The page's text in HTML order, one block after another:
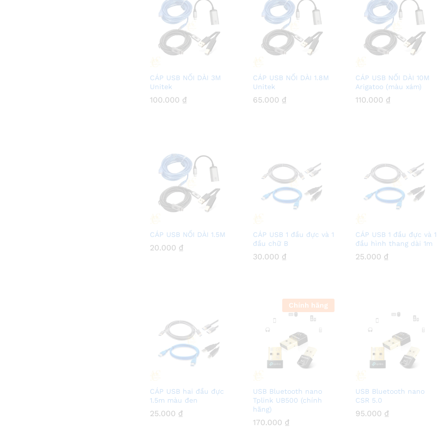
CÁP USB NỐI DÀI 3M
Unitek
100.000 ₫
100.000 ₫
CÁP USB NỐI DÀI 1.8M
Unitek
65.000 ₫
65.000 ₫
CÁP USB NỐI DÀI 10M
Arigatoo (màu xám)
110.000 ₫
110.000 ₫
CÁP USB NỐI DÀI 1.5M
20.000 ₫
20.000 ₫
CÁP USB 1 đầu đực và 1
đầu chữ B
30.000 ₫
30.000 ₫
CÁP USB 1 đầu đực và 1
đầu hình thang dài 1m
25.000 ₫
25.000 ₫
CÁP USB hai đầu đực
1.5m màu đen
25.000 ₫
25.000 ₫
Chính hãng
USB Bluetooth nano
Tplink UB500 (chính
hãng)
170.000 ₫
170.000 ₫
USB Bluetooth nano
CSR 5.0
95.000 ₫
95.000 ₫